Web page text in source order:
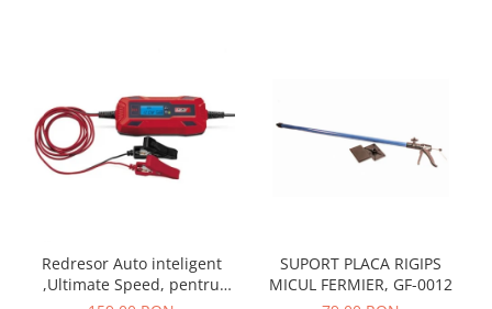
Redresor Auto inteligent
,Ultimate Speed, pentru
incarcare baterie auto 6V -
SUPORT PLACA RIGIPS
MICUL FERMIER, GF-0012